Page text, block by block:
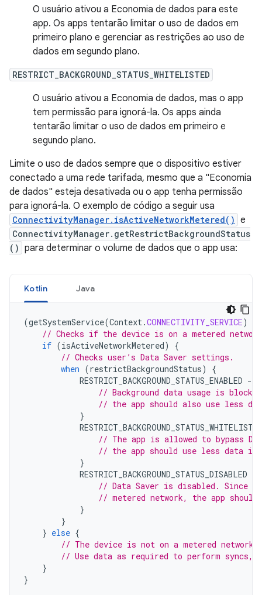
O usuário ativou a Economia de dados para este
app. Os apps tentarão limitar o uso de dados em
primeiro plano e gerenciar as restrições ao uso de
dados em segundo plano.
RESTRICT_BACKGROUND_STATUS_WHITELISTED
O usuário ativou a Economia de dados, mas o app
tem permissão para ignorá-la. Os apps ainda
tentarão limitar o uso de dados em primeiro e
segundo plano.
Limite o uso de dados sempre que o dispositivo estiver
conectado a uma rede tarifada, mesmo que a "Economia
de dados" esteja desativada ou o app tenha permissão
para ignorá-la. O exemplo de código a seguir usa
ConnectivityManager.isActiveNetworkMetered() e
ConnectivityManager.getRestrictBackgroundStatus
() para determinar o volume de dados que o app usa:
Kotlin Java
(getSystemService(Context.CONNECTIVITY_SERVICE)
// Checks if the device is on a metered network
if (isActiveNetworkMetered)
{
// Checks user’s Data Saver settings.
when (restrictBackgroundStatus)
{
RESTRICT_BACKGROUND_STATUS_ENABLED -
// Background data usage is
// the app should also use less
}
RESTRICT_BACKGROUND_STATUS_WHITELISTED
// The app is allowed to bypass
// the app should use less data in
}
RESTRICT_BACKGROUND_STATUS_DISABLED
// Data Saver is disabled. Since
// metered network, the app
}
}
} else {
// The device is not on a metered network.
// Use data as required to perform syncs,
}
}